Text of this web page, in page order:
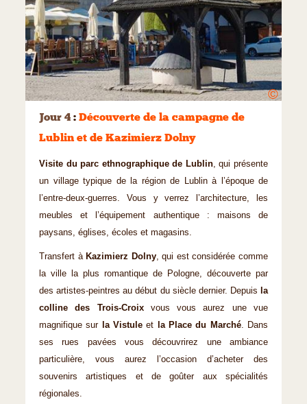
©
Jour 4 : Découverte de la campagne de
Lublin et de Kazimierz Dolny
Visite du parc ethnographique de Lublin, qui présente
un village typique de la région de Lublin à l’époque de
l’entre-deux-guerres. Vous y verrez l’architecture, les
meubles et l’équipement authentique : maisons de
paysans, églises, écoles et magasins.
Transfert à Kazimierz Dolny, qui est considérée comme
la ville la plus romantique de Pologne, découverte par
des artistes-peintres au début du siècle dernier. Depuis
la
colline des Trois-Croixvous vous aurez une vue
magnifique sur
la Vistule et la Place du Marché. Dans
ses rues pavées vous découvrirez une ambiance
particulière, vous aurez l’occasion d’acheter des
souvenirs artistiques et de goûter aux spécialités
régionales.